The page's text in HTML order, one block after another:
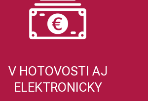
V HOTOVOSTI AJ
ELEKTRONICKY